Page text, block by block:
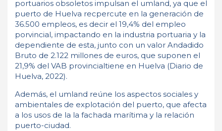
portuarios obsoletos impulsan el umland, ya que el
puerto de Huelva recpercute en la generación de
36.500 empleos, es decir el 19,4% del empleo
porvincial, impactando en la industria portuaria y la
dependiente de esta, junto con un valor Andadido
Bruto de 2.122 millones de euros, que suponen el
21,9% del VAB provincialtiene en Huelva (Diario de
Huelva, 2022).
Además, el umland reúne los aspectos sociales y
ambientales de explotación del puerto, que afecta
a los usos de la la fachada marítima y la relación
puerto-ciudad.